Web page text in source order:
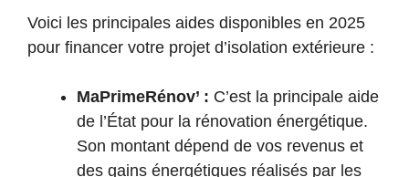
Voici les principales aides disponibles en 2025
pour financer votre projet d’isolation extérieure :
MaPrimeRénov’ : C’est la principale aide
de l’État pour la rénovation énergétique.
Son montant dépend de vos revenus et
des gains énergétiques réalisés par les